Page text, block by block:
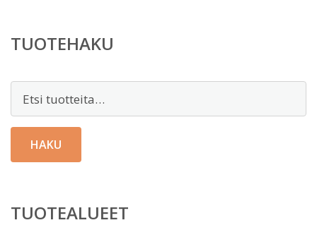
TUOTEHAKU
HAKU
TUOTEALUEET